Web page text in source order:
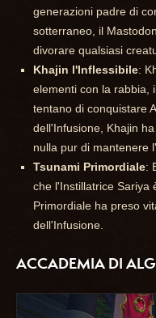
generazioni padre di
sotterraneo, il
divorare qualsiasi
Khajin l'Inflessibile:
elementi con la rabbia,
tentano di conquistare
dell'Infusione, Khajin
nulla pur di mantenere
Tsunami Primordiale:
che l'Instillatrice Sariya
Primordiale ha preso
dell'Infusione.
ACCADEMIA DI